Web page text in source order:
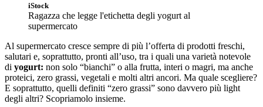
iStock
Ragazza che legge l'etichetta degli yogurt al
supermercato
Al supermercato cresce sempre di più l’offerta di prodotti freschi,
salutari e, soprattutto, pronti all’uso, tra i quali una varietà notevole
di yogurt: non solo “bianchi” o alla frutta, interi o magri, ma anche
proteici, zero grassi, vegetali e molti altri ancori. Ma quale scegliere?
E soprattutto, quelli definiti “zero grassi” sono davvero più light
degli altri? Scopriamolo insieme.